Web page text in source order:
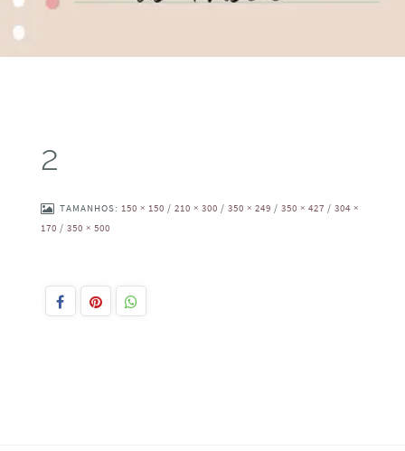
2
TAMANHOS: 150 × 150 / 210 × 300 / 350 × 249 / 350 × 427 / 304 ×
170 / 350 × 500